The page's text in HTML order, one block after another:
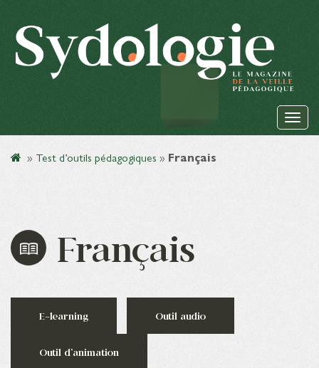
» Test d’outils pédagogiques » Français
Français
E-learning Outil audio
Outil d'animation